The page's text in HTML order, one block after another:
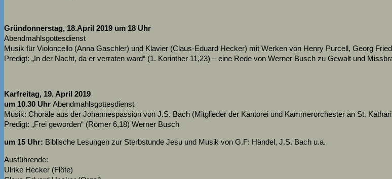
Gründonnerstag, 18.April 2019 um 18 Uhr
Abendmahlsgottesdienst
Musik für Violoncello (Anna Gaschler) und Klavier (Claus-Eduard Hecker) mit Werken von Henry Purcell, Georg
Predigt: „In der Nacht, da er verraten ward“ (1. Korinther 11,23) – eine Rede von Werner Busch zu Gewalt und
Karfreitag, 19. April 2019
um 10.30 Uhr Abendmahlsgottesdienst
Musik: Choräle aus der Johannespassion von J.S. Bach (Mitglieder der Kantorei und Kammerorchester an St.
Predigt: „Frei geworden“ (Römer 6,18) Werner Busch
um 15 Uhr: Biblische Lesungen zur Sterbstunde Jesu und Musik von G.F: Händel, J.S. Bach u.a.
Ausführende:
Ulrike Hecker (Flöte)